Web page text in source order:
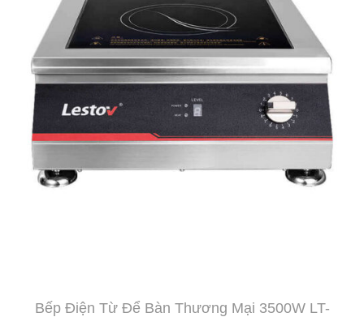
Bếp Điện Từ Để Bàn Thương Mại 3500W LT-